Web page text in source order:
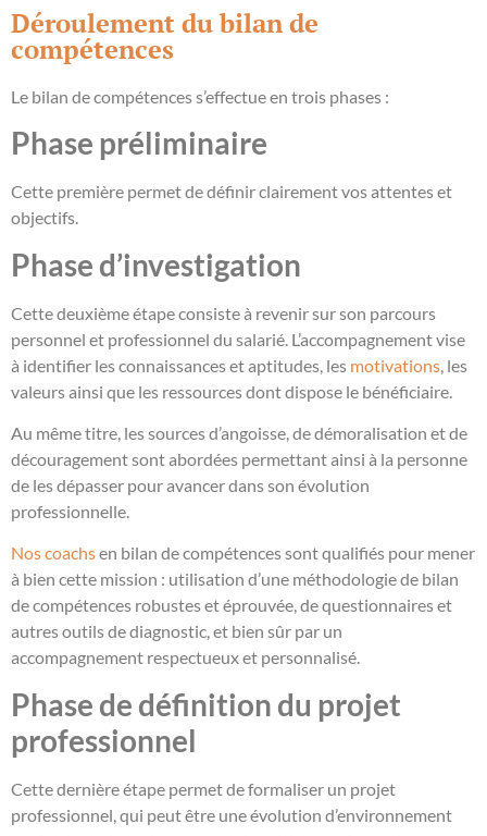
Déroulement du bilan de
compétences
Le bilan de compétences s’effectue en trois phases :
Phase préliminaire
Cette première permet de définir clairement vos attentes et
objectifs.
Phase d’investigation
Cette deuxième étape consiste à revenir sur son parcours
personnel et professionnel du salarié. L’accompagnement vise
à identifier les connaissances et aptitudes, les motivations , les
valeurs ainsi que les ressources dont dispose le bénéficiaire.
Au même titre, les sources d’angoisse, de démoralisation et de
découragement sont abordées permettant ainsi à la personne
de les dépasser pour avancer dans son évolution
professionnelle.
Nos coachsen bilan de compétences sont qualifiés pour mener
à bien cette mission : utilisation d’une méthodologie de bilan
de compétences robustes et éprouvée, de questionnaires et
autres outils de diagnostic, et bien sûr par un
accompagnement respectueux et personnalisé.
Phase de définition du projet
professionnel
Cette dernière étape permet de formaliser un projet
professionnel, qui peut être une évolution d’environnement